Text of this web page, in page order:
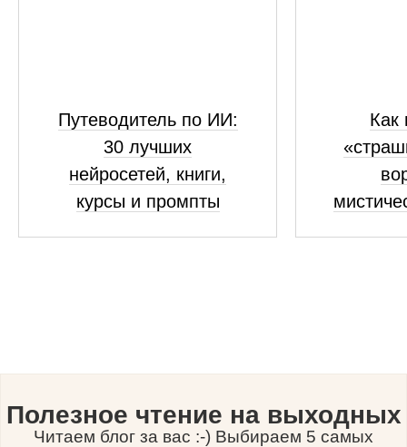
Путеводитель по ИИ:
30 лучших
нейросетей, книги,
курсы и промпты
Как
Полезное чтение на выходных
Читаем блог за вас :-) Выбираем 5 самых